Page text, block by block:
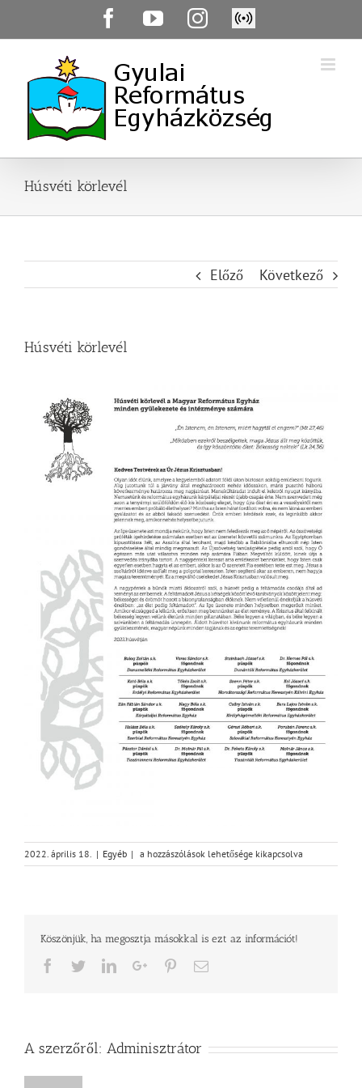
FacebookYouTubeInstagram
Élő
közvetítés
Húsvéti körlevél
Előző Következő
Húsvéti körlevél
2022. április 18. | Egyéb | Húsvéti
körlevél
a hozzászólások lehetősége kikapcsolva
Köszönjük, ha megosztja másokkal is ezt az információt!
Facebook
TwitterLinkedInGoogle+PinterestEmail
A szerzőről: Adminisztrátor